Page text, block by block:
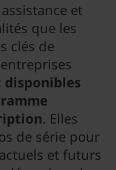
et
que les
clés de
. Elles
de série pour
et futurs